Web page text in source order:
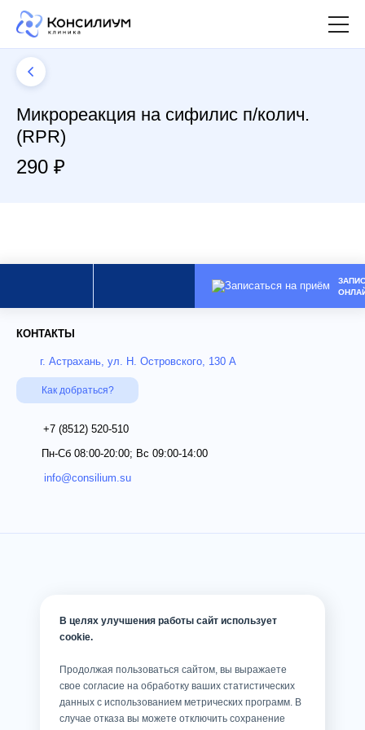
Микрореакция на сифилис п/колич.
(RPR)
290 ₽
КОНТАКТЫ
г. Астрахань, ул. Н. Островского, 130 А
Как добраться?
+7 (8512) 520-510
Пн-Сб 08:00-20:00; Вс 09:00-14:00
info@consilium.su
В целях улучшения работы сайт использует
cookie.
Продолжая пользоваться сайтом, вы выражаете
свое согласие на обработку ваших статистических
данных с использованием метрических программ. В
случае отказа вы можете отключить сохранение